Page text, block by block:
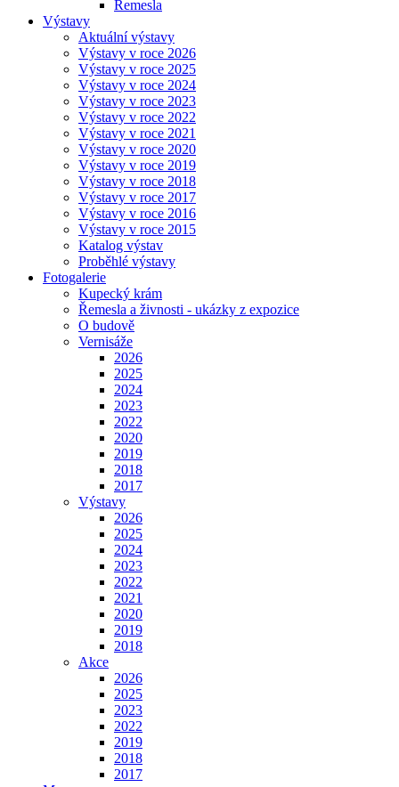
Řemesla
Výstavy
Aktuální výstavy
Výstavy v roce 2026
Výstavy v roce 2025
Výstavy v roce 2024
Výstavy v roce 2023
Výstavy v roce 2022
Výstavy v roce 2021
Výstavy v roce 2020
Výstavy v roce 2019
Výstavy v roce 2018
Výstavy v roce 2017
Výstavy v roce 2016
Výstavy v roce 2015
Katalog výstav
Proběhlé výstavy
Fotogalerie
Kupecký krám
Řemesla a živnosti - ukázky z expozice
O budově
Vernisáže
2026
2025
2024
2023
2022
2020
2019
2018
2017
Výstavy
2026
2025
2024
2023
2022
2021
2020
2019
2018
Akce
2026
2025
2023
2022
2019
2018
2017